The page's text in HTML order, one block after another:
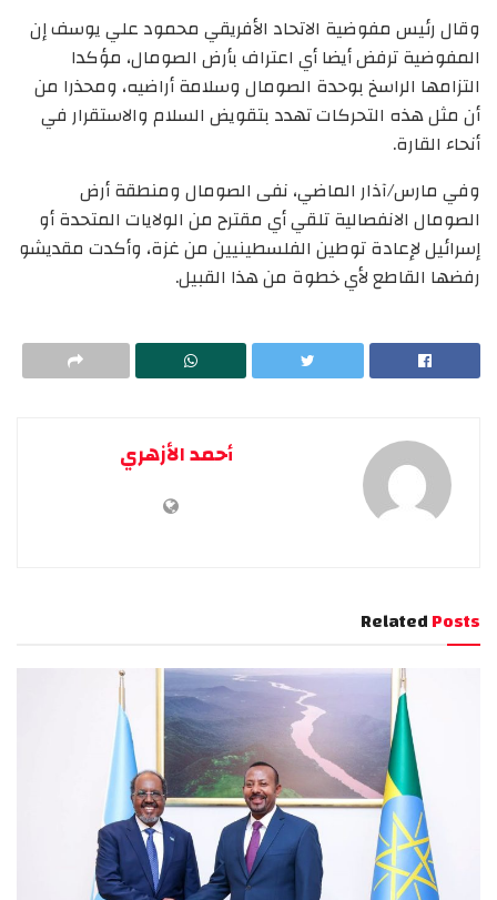
وقال رئيس مفوضية الاتحاد الأفريقي محمود علي يوسف إن
المفوضية ترفض أيضا أي اعتراف بأرض الصومال، مؤكدا
التزامها الراسخ بوحدة الصومال وسلامة أراضيه، ومحذرا من
أن مثل هذه التحركات تهدد بتقويض السلام والاستقرار في
أنحاء القارة.
وفي مارس/آذار الماضي، نفى الصومال ومنطقة أرض
الصومال الانفصالية تلقي أي مقترح من الولايات المتحدة أو
إسرائيل لإعادة توطين الفلسطينيين من غزة، وأكدت مقديشو
رفضها القاطع لأي خطوة من هذا القبيل.
أحمد الأزهري
RelatedPosts